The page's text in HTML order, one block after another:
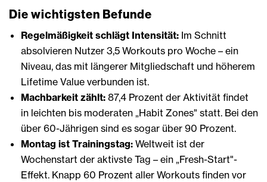
Die wichtigsten Befunde
Regelmäßigkeit schlägt Intensität: Im Schnitt
absolvieren Nutzer 3,5 Workouts pro Woche – ein
Niveau, das mit längerer Mitgliedschaft und höherem
Lifetime Value verbunden ist.
Machbarkeit zählt: 87,4 Prozent der Aktivität findet
in leichten bis moderaten „Habit Zones" statt. Bei den
über 60-Jährigen sind es sogar über 90 Prozent.
Montag ist Trainingstag: Weltweit ist der
Wochenstart der aktivste Tag – ein „Fresh-Start"-
Effekt. Knapp 60 Prozent aller Workouts finden vor